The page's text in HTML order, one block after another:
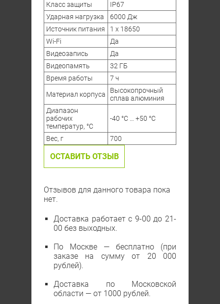
Класс защиты
IP67
Ударная нагрузка
6000 Дж
Источник питания
1 х 18650
Wi-Fi
Да
Видеозапись
Да
Видеопамять
32 ГБ
Время работы
7 ч
Материал корпуса
Высокопрочный
сплав алюминия
Диапазон
рабочих
температур, °C
-40 °C … +50 °C
Вес, г 700
ОСТАВИТЬ ОТЗЫВ
Отзывов для данного товара пока
нет.
Доставка работает с 9-00 до 21-
00 без выходных.
По Москве — бесплатно (при
заказе на сумму от 20 000
рублей).
Доставка по Московской
области — от 1000 рублей.